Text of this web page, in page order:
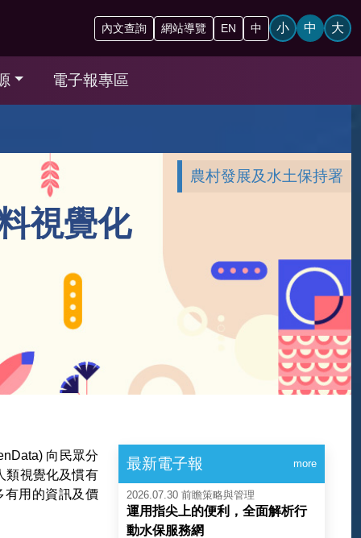
內文查詢 網站導覽 EN 中 小 中 大
電子報專區
農村發展及水土保持署
視覺化
向民眾分
類視覺化及慣有
有用的資訊及價
最新電子報 more
2026.07.30 前瞻策略與管理
運用指尖上的便利，全面解析行
動水保服務網